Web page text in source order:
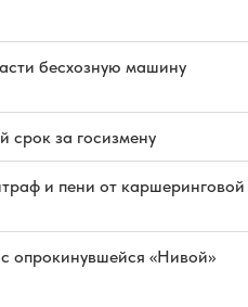
бесхозную машину
срок за госизмену
и пени от каршеринговой
опрокинувшейся «Нивой»